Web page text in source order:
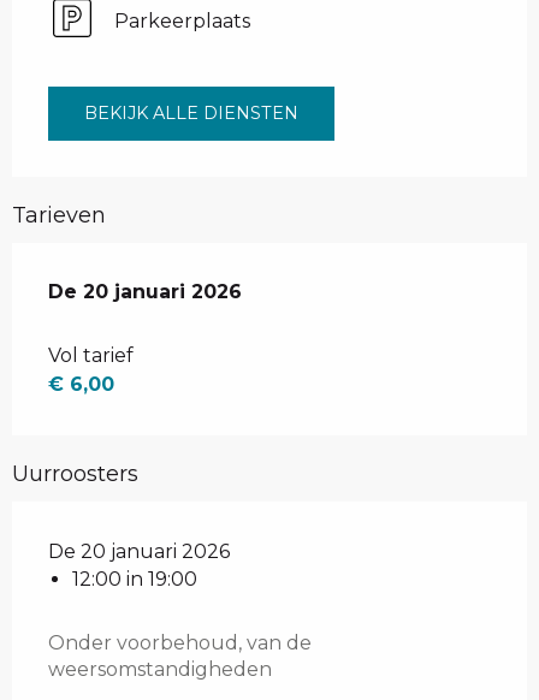
Parkeerplaats
BEKIJK ALLE DIENSTEN
Tarieven
De 20 januari 2026
De 20 januari 2026
Vol tarief
€ 6,00
Uurroosters
De 20 januari 2026
12:00 in 19:00
Onder voorbehoud, van de
weersomstandigheden